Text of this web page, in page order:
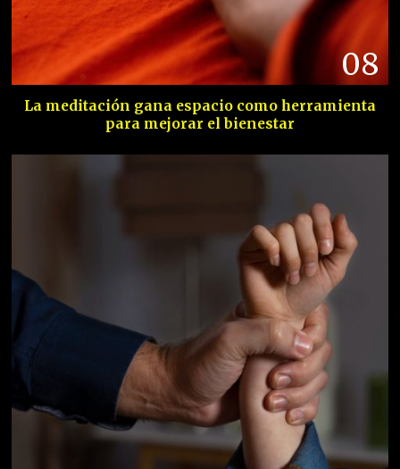
08
La meditación gana espacio como herramienta
para mejorar el bienestar